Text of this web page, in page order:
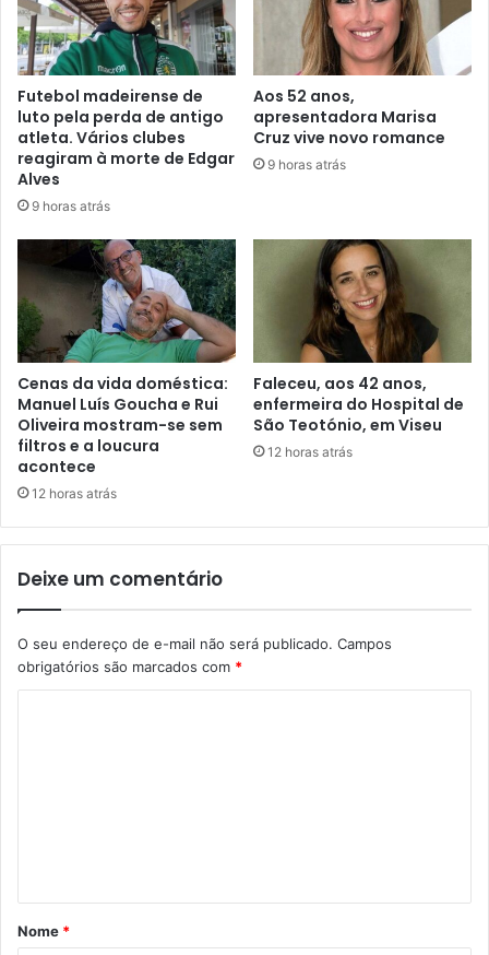
Futebol madeirense de
luto pela perda de antigo
atleta. Vários clubes
reagiram à morte de Edgar
Alves
9 horas atrás
Aos 52 anos,
apresentadora Marisa
Cruz vive novo romance
9 horas atrás
Cenas da vida doméstica:
Manuel Luís Goucha e Rui
Oliveira mostram-se sem
filtros e a loucura
acontece
12 horas atrás
Faleceu, aos 42 anos,
enfermeira do Hospital de
São Teotónio, em Viseu
12 horas atrás
Deixe um comentário
O seu endereço de e-mail não será publicado. Campos
obrigatórios são marcados com *
á
r
Nome *